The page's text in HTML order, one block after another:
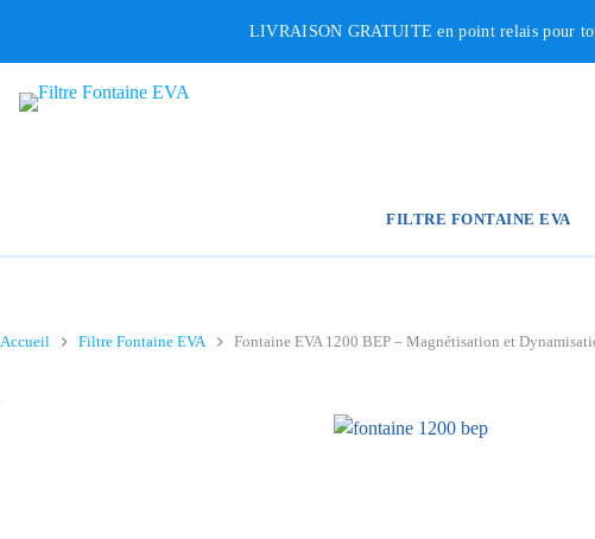
contenu
LIVRAISON GRATUITE en point relais pour
FILTRE FONTAINE EVA
Accueil Filtre Fontaine EVA Fontaine EVA 1200 BEP – Magnétisation et